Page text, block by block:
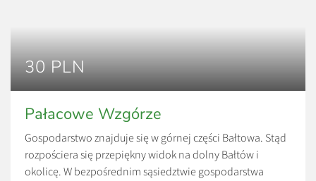
30 PLN
Pałacowe Wzgórze
Gospodarstwo znajduje się w górnej części Bałtowa. Stąd
rozpościera się przepiękny widok na dolny Bałtów i
okolicę. W bezpośrednim sąsiedztwie gospodarstwa